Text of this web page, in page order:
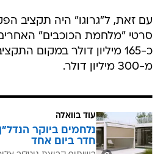
עם זאת, ל"גרוגו" היה תקציב
סרטי "מלחמת הכוכבים"
כ-165 מיליון דולר במקום
מ-300 מיליון דולר.
עוד בוואלה
נלחמים ביוקר
חדר ביום אחד